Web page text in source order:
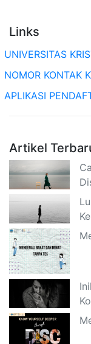
Links
UNIVERSITAS
NOMOR KONTAK
APLIKASI
Artikel